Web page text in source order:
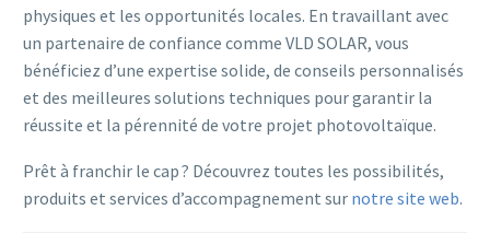
physiques et les opportunités locales. En travaillant avec
un partenaire de confiance comme VLD SOLAR, vous
bénéficiez d’une expertise solide, de conseils personnalisés
et des meilleures solutions techniques pour garantir la
réussite et la pérennité de votre projet photovoltaïque.
Prêt à franchir le cap ? Découvrez toutes les possibilités,
produits et services d’accompagnement sur notre site web.